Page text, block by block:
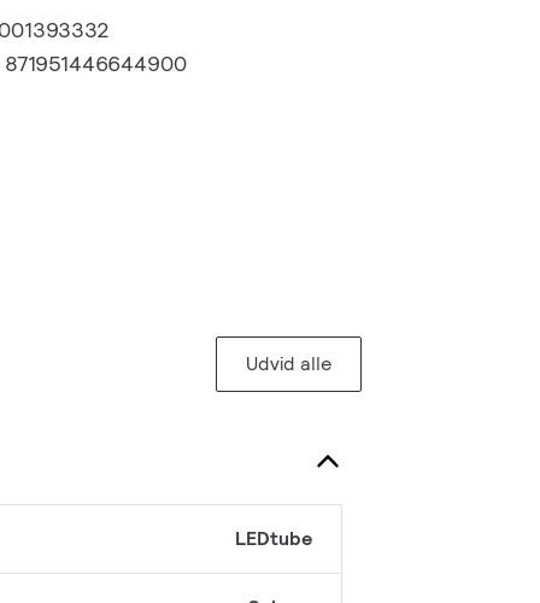
871951446644900
Udvid alle
LEDtube